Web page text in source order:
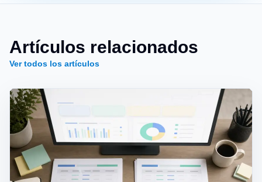
Artículos relacionados
Ver todos los artículos